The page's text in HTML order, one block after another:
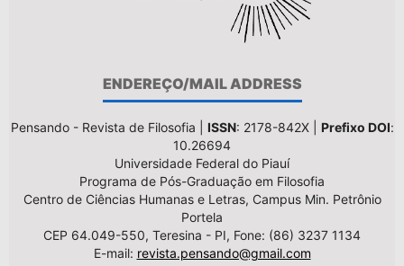
ENDEREÇO/MAIL ADDRESS
Pensando - Revista de Filosofia | ISSN: 2178-842X | Prefixo DOI:
10.26694
Universidade Federal do Piauí
Programa de Pós-Graduação em Filosofia
Centro de Ciências Humanas e Letras, Campus Min. Petrônio
Portela
CEP 64.049-550, Teresina - PI, Fone: (86) 3237 1134
E-mail: revista.pensando@gmail.com